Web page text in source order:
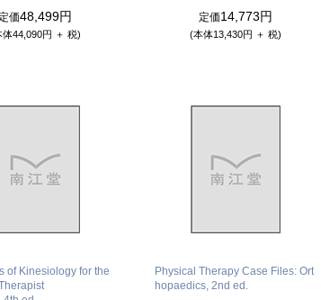
定価48,499円
体44,090円 ＋ 税)
定価14,773円
(本体13,430円 ＋ 税)
of Kinesiology for the
Physical Therapy Case Files: Ort
hopaedics, 2nd ed.